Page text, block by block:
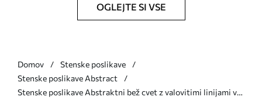
OGLEJTE SI VSE
Domov
Stenske poslikave
Stenske poslikave Abstract
Stenske poslikave Abstraktni bež cvet z valovitimi linijami v